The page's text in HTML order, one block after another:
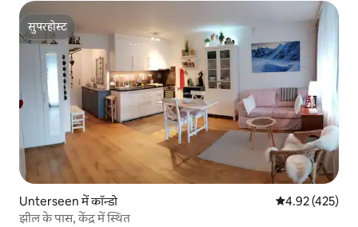
सुपरहोस्ट
सुपरहोस्ट
Unterseen में कॉन्डो औसत रेटिंग 5 में से
4.92 (425)
झील के पास, केंद्र में स्थित